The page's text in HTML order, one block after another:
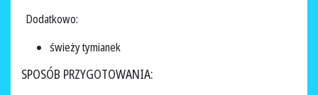
Dodatkowo:
świeży tymianek
SPOSÓB PRZYGOTOWANIA: